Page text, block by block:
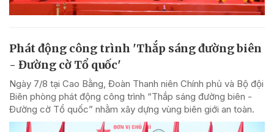
Phát động công trình 'Thắp sáng đường biên
- Đường cờ Tổ quốc'
Ngày 7/8 tại Cao Bằng, Đoàn Thanh niên Chính phủ và Bộ đội
Biên phòng phát động công trình “Thắp sáng đường biên -
Đường cờ Tổ quốc” nhằm xây dựng vùng biên giới an toàn.